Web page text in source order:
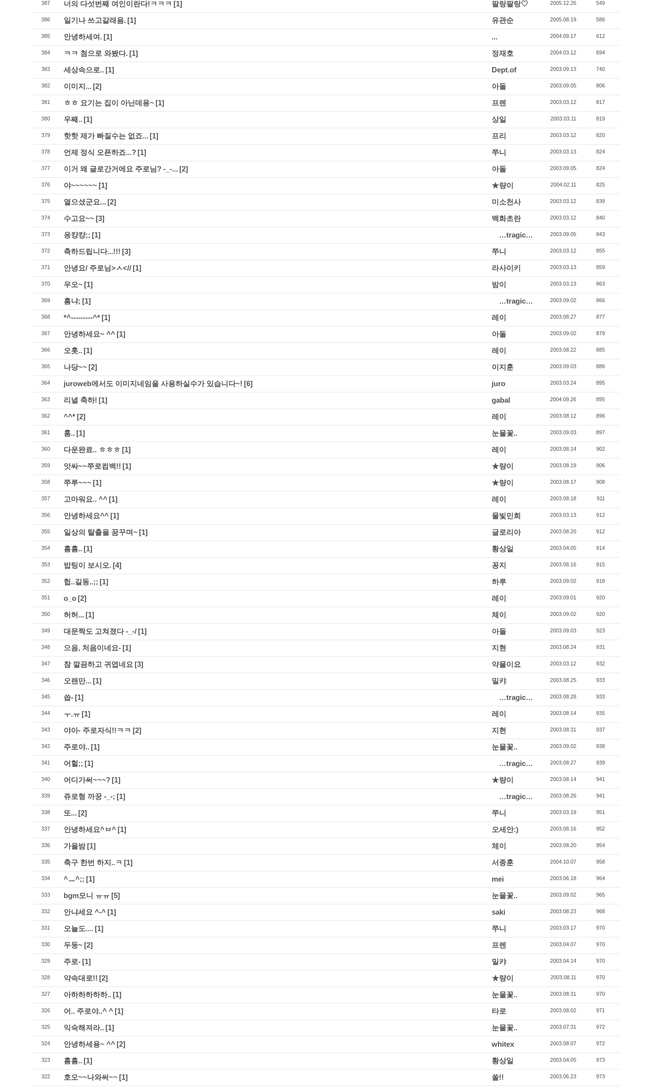
387 너의 다섯번째 여인이란다!ㅋㅋㅋ [1] 팔랑팔랑♡ 2005.12.26 549
386 일기나 쓰고갈래욤.[1] 유관순 2005.08.19 586
385 안녕하세여.[1] ... 2004.09.17 612
384 ㅋㅋ 첨으로 와봤다.[1] 정재호 2004.03.12 694
383 세상속으로..[1] Dept.of 2003.09.13 740
382 이미지...[2] 아돌 2003.09.05 806
381 ㅎㅎ 요기는 집이 아닌데용~[1] 프렌 2003.03.12 817
380 우째..[1] 상일 2003.03.11 819
379 핫핫 제가 빠질수는 없죠...[1] 프리 2003.03.12 820
378 언제 정식 오픈하죠...?[1] 쭈니 2003.03.13 824
377 이거 왜 글로간거에요 주로님? -_-...[2] 아돌 2003.09.05 824
376 야~~~~~~[1] ★량이 2004.02.11 825
375 열으셨군요...[2] 미소천사 2003.03.12 839
374 수고요~~[3] 백화초란 2003.03.12 840
373 응컁컁;; [1] …tragic… 2003.09.05 843
372 축하드립니다...!!! [3] 쭈니 2003.03.12 855
371 안녕요/ 주로님>ㅅ<//[1] 라사이키 2003.03.13 859
370 우오~[1] 밤이 2003.03.13 863
369 흠냐; [1] …tragic… 2003.09.02 866
368 *^---------^*[1] 레이 2003.08.27 877
367 안녕하세요~ ^^[1] 아돌 2003.09.02 879
366 오홋..[1] 레이 2003.08.22 885
365 나당~~[2] 이지훈 2003.09.03 886
364 juroweb에서도 이미지네임을 사용하실수가 있습니다~! [6] juro 2003.03.24 895
363 리녈 축하! [1] gabal 2004.09.26 895
362 ^^*[2] 레이 2003.08.12 896
361 훔..[1] 눈물꽃.. 2003.09.03 897
360 다운완료.. ㅎㅎㅎ [1] 레이 2003.08.14 902
359 앗싸~~쭈로컴백!! [1] ★량이 2003.08.19 906
358 쭈루~~~[1] ★량이 2003.08.17 908
357 고마워요.. ^^[1] 레이 2003.08.18 911
356 안녕하세요^^[1] 물빛민희 2003.03.13 912
355 일상의 탈출을 꿈꾸며~[1] 글로리아 2003.08.20 912
354 흠흠..[1] 황상일 2003.04.05 914
353 밥팅이 보시오.[4] 꽁지 2003.08.16 915
352 헙..길동..;; [1] 하루 2003.09.02 918
351 o_o[2] 레이 2003.09.01 920
350 허허...[1] 체이 2003.09.02 920
349 대문짝도 고쳐졌다 -_-/[1] 아돌 2003.09.03 923
348 으음, 처음이네요-[1] 지현 2003.08.24 931
347 참 깔끔하고 귀엽네요 [3] 약물이요 2003.03.12 932
346 오랜만...[1] 밀캬 2003.08.25 933
345 씁-[1] …tragic… 2003.08.28 933
344 ㅜ.ㅠ [1] 레이 2003.08.14 935
343 야아- 주로자식!!ㅋㅋ [2] 지현 2003.08.31 937
342 주로야..[1] 눈물꽃.. 2003.09.02 938
341 어헐;; [1] …tragic… 2003.08.27 939
340 어디가써~~~?[1] ★량이 2003.08.14 941
339 쥬로형 까꿍 -_-; [1] …tragic… 2003.08.26 941
338 또...[2] 쭈니 2003.03.19 951
337 안녕하세요^ㅂ^[1] 오세안:) 2003.08.16 952
336 가을밤[1] 체이 2003.08.20 954
335 축구 한번 하지..ㅋ [1] 서종훈 2004.10.07 958
334 ^ㅡ^;; [1] mei 2003.06.18 964
333 bgm모니 ㅠㅠ [5] 눈물꽃.. 2003.09.02 965
332 안냐세요 ^-^[1] saki 2003.08.23 968
331 오늘도....[1] 쭈니 2003.03.17 970
330 두둥~[2] 프렌 2003.04.07 970
329 주로-[1] 밀캬 2003.04.14 970
328 약속대로!! [2] ★량이 2003.08.11 970
327 아하하하하하..[1] 눈물꽃.. 2003.08.31 970
326 어.. 주로야..^ ^[1] 타로 2003.08.02 971
325 익숙해져라..[1] 눈물꽃.. 2003.07.31 972
324 안녕하세용~ ^^[2] whitex 2003.08.07 972
323 흠흠..[1] 황상일 2003.04.05 973
322 호오~~나와써~~[1] 쏠!! 2003.06.23 973